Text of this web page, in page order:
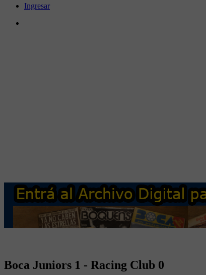
Ingresar
Boca Juniors 1 - Racing Club 0